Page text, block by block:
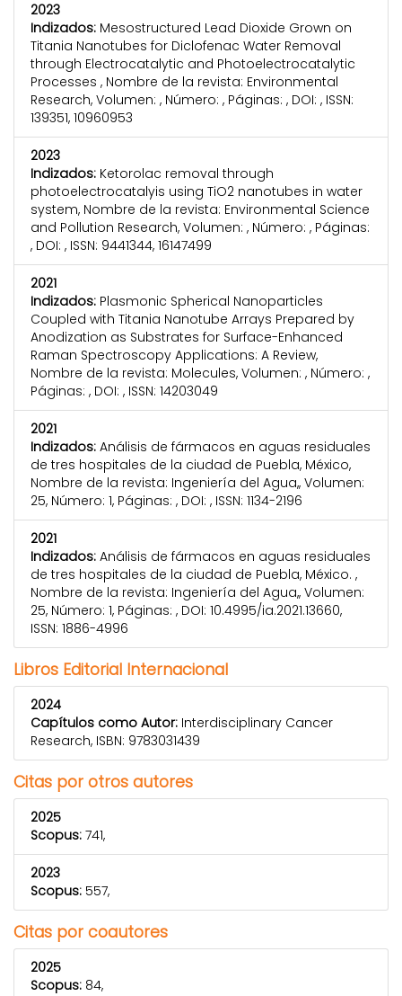
2023
Indizados: Mesostructured Lead Dioxide Grown on
Titania Nanotubes for Diclofenac Water Removal
through Electrocatalytic and Photoelectrocatalytic
Processes , Nombre de la revista: Environmental
Research, Volumen: , Número: , Páginas: , DOI: , ISSN:
139351, 10960953
2023
Indizados: Ketorolac removal through
photoelectrocatalyis using TiO2 nanotubes in water
system, Nombre de la revista: Environmental Science
and Pollution Research, Volumen: , Número: , Páginas:
, DOI: , ISSN: 9441344, 16147499
2021
Indizados: Plasmonic Spherical Nanoparticles
Coupled with Titania Nanotube Arrays Prepared by
Anodization as Substrates for Surface-Enhanced
Raman Spectroscopy Applications: A Review,
Nombre de la revista: Molecules, Volumen: , Número: ,
Páginas: , DOI: , ISSN: 14203049
2021
Indizados: Análisis de fármacos en aguas residuales
de tres hospitales de la ciudad de Puebla, México,
Nombre de la revista: Ingeniería del Agua,, Volumen:
25, Número: 1, Páginas: , DOI: , ISSN: 1134-2196
2021
Indizados: Análisis de fármacos en aguas residuales
de tres hospitales de la ciudad de Puebla, México. ,
Nombre de la revista: Ingeniería del Agua,, Volumen:
25, Número: 1, Páginas: , DOI: 10.4995/ia.2021.13660,
ISSN: 1886-4996
Libros Editorial Internacional
2024
Capítulos como Autor: Interdisciplinary Cancer
Research, ISBN: 9783031439
Citas por otros autores
2025
Scopus: 741,
2023
Scopus: 557,
Citas por coautores
2025
Scopus: 84,